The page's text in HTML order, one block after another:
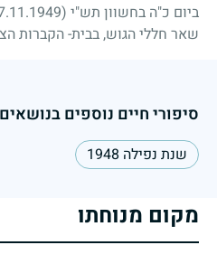
ביום כ"ה בחשוון תש"י (17.11.1949)
שאר חללי הגוש, בבית- הקברות
סיפורי חיים נוספים
שנת נפילה 1948
מקום מנוחתו